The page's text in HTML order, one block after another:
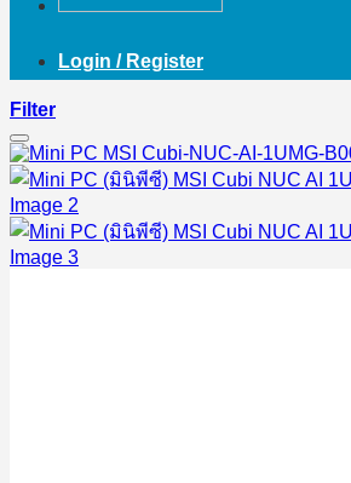
Login / Register
Filter